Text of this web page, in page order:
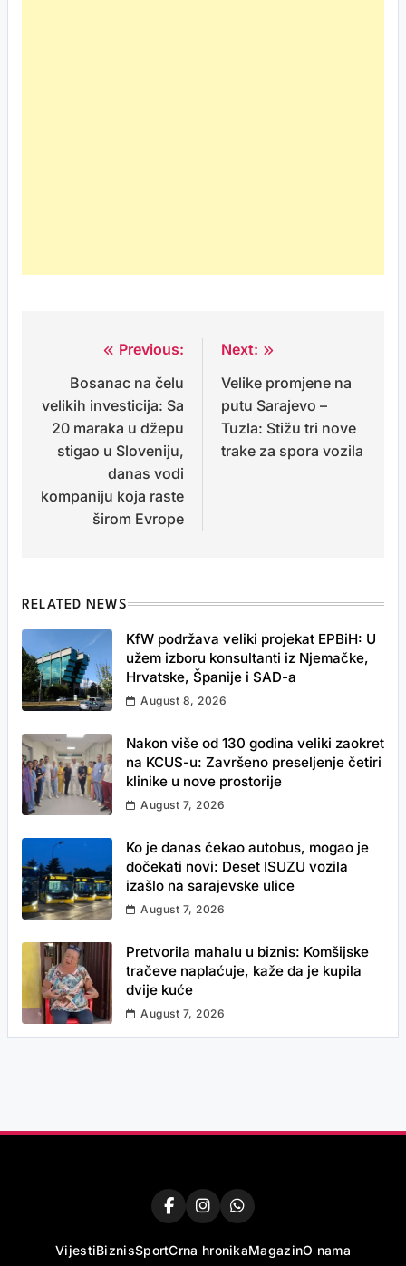
navigation
Previous:
Bosanac na čelu
velikih investicija: Sa
20 maraka u džepu
stigao u Sloveniju,
danas vodi
kompaniju koja raste
širom Evrope
Next:
Velike promjene na
putu Sarajevo –
Tuzla: Stižu tri nove
trake za spora vozila
RELATED NEWS
KfW podržava veliki projekat EPBiH: U
užem izboru konsultanti iz Njemačke,
Hrvatske, Španije i SAD-a
August 8, 2026
Nakon više od 130 godina veliki zaokret
na KCUS-u: Završeno preseljenje četiri
klinike u nove prostorije
August 7, 2026
Ko je danas čekao autobus, mogao je
dočekati novi: Deset ISUZU vozila
izašlo na sarajevske ulice
August 7, 2026
Pretvorila mahalu u biznis: Komšijske
tračeve naplaćuje, kaže da je kupila
dvije kuće
August 7, 2026
VijestiBiznisSportCrna hronikaMagazinO nama